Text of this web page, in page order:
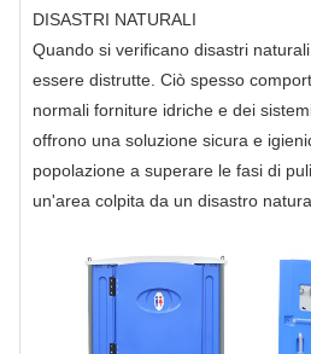
DISASTRI NATURALI
Quando si verificano disastri
essere distrutte. Ciò spesso
normali forniture idriche e dei
offrono una soluzione sicura e
popolazione a superare le fasi di
un'area colpita da un disastro